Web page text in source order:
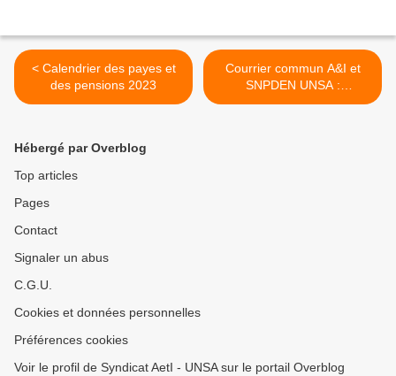
< Calendrier des payes et
des pensions 2023
Courrier commun A&I et
SNPDEN UNSA :
personnels des EPLE logés
Hébergé par Overblog
Top articles
Pages
Contact
Signaler un abus
C.G.U.
Cookies et données personnelles
Préférences cookies
Voir le profil de Syndicat AetI - UNSA sur le portail Overblog